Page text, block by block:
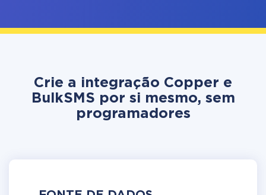
Crie a integração Copper e
BulkSMS por si mesmo, sem
programadores